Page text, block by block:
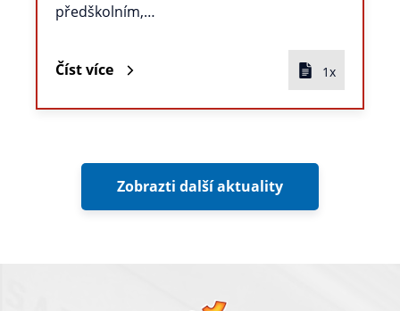
předškolním,…
Číst více 1x
Zobrazti další aktuality